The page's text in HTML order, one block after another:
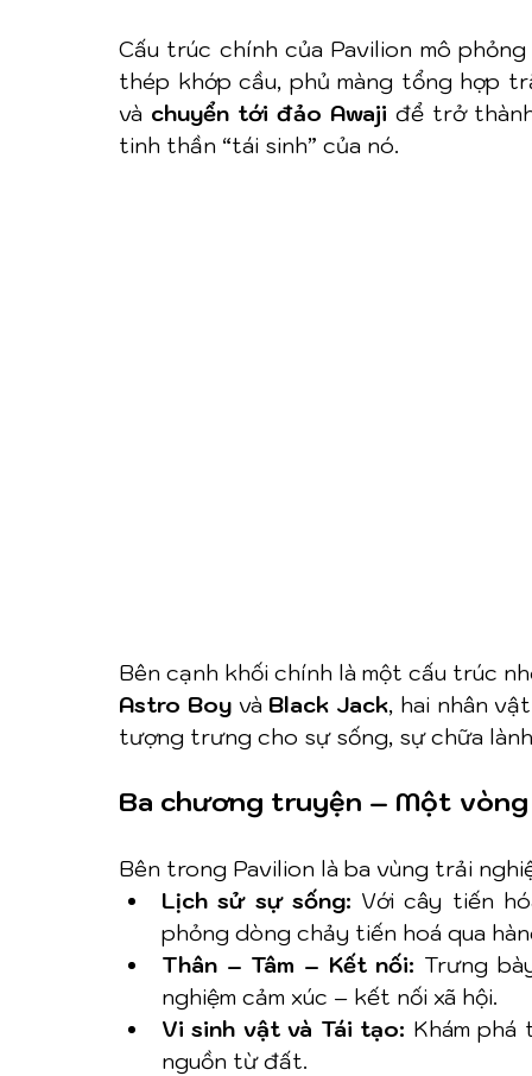
Cấu trúc chính của Pavilion mô
thép khớp cầu, phủ màng tổng hợp
và chuyển tới đảo Awaji để trở
tinh thần “tái sinh” của nó.
Bên cạnh khối chính là một cấu trúc
Astro Boy và Black Jack, hai nhân
tượng trưng cho sự sống, sự chữa
Ba chương truyện – Một vòng
Bên trong Pavilion là ba vùng trải
Lịch sử sự sống: Với cây tiến
phỏng dòng chảy tiến hoá qua
Thân – Tâm – Kết nối: Trưng
nghiệm cảm xúc – kết nối xã hội.
Vi sinh vật và Tái tạo: Khám phá
nguồn từ đất.